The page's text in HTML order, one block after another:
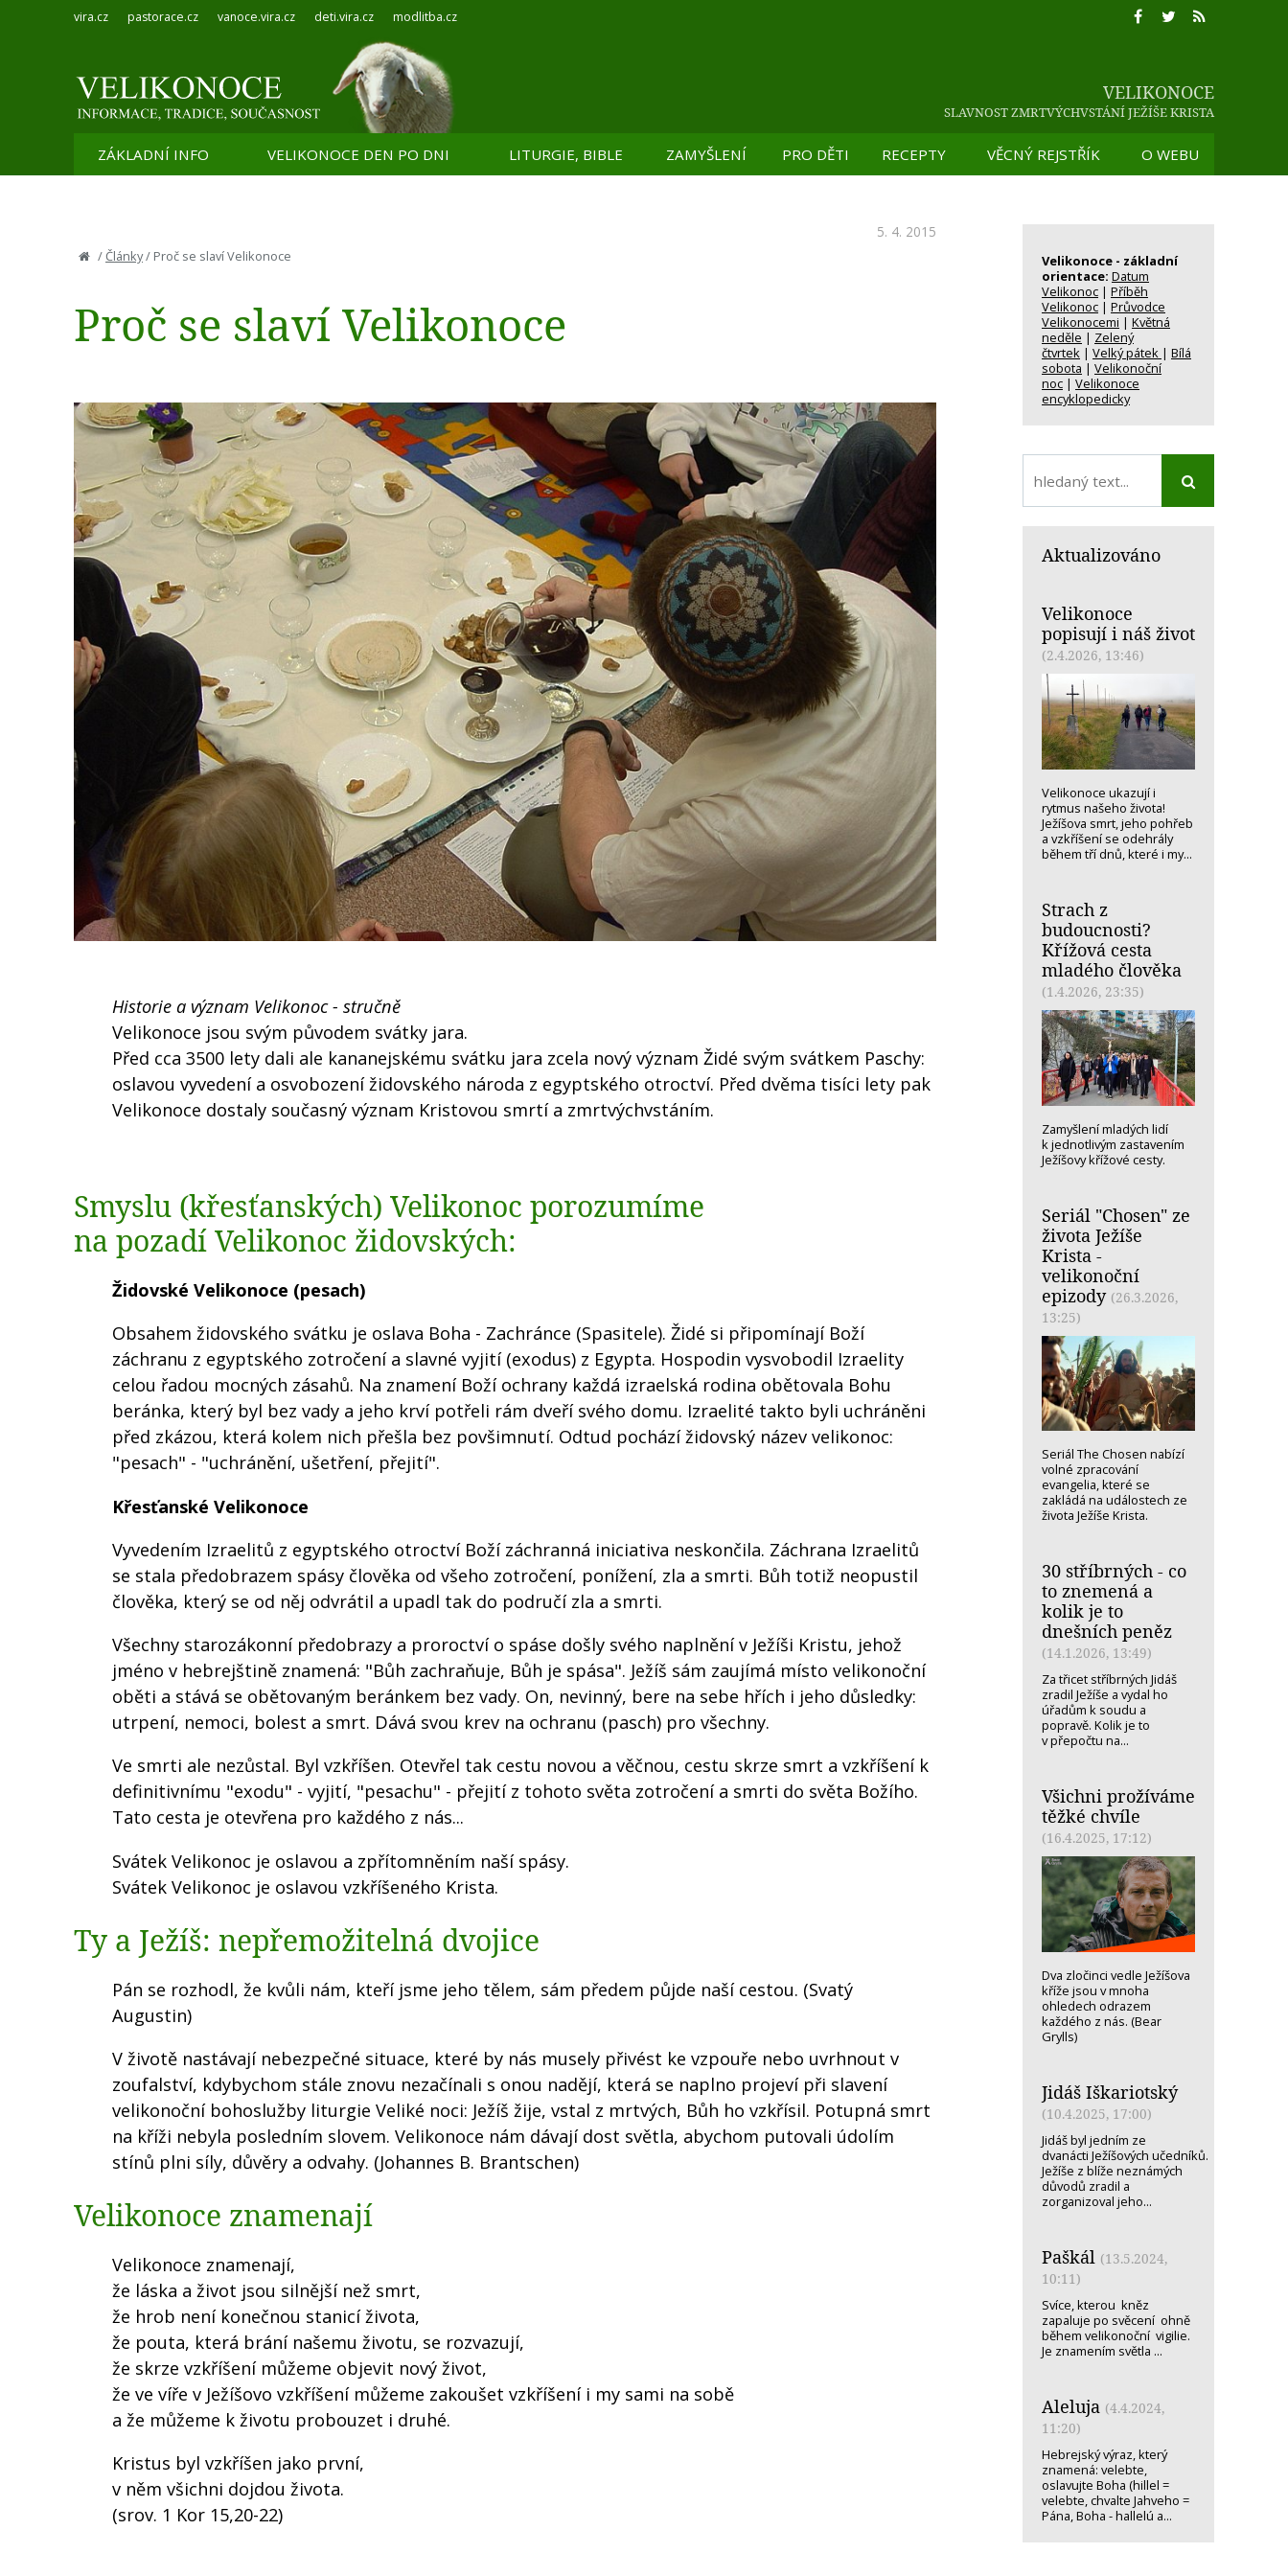
vira.cz pastorace.cz vanoce.vira.cz deti.vira.cz modlitba.cz
VELIKONOCE
SLAVNOST ZMRTVÝCHVSTÁNÍ JEŽÍŠE KRISTA
ZÁKLADNÍ INFO VELIKONOCE DEN PO DNI LITURGIE, BIBLE ZAMYŠLENÍ PRO DĚTI RECEPTY VĚCNÝ REJSTŘÍK O WEBU
5. 4. 2015
/Články/ Proč se slaví Velikonoce
Proč se slaví Velikonoce
Historie a význam Velikonoc - stručně
Velikonoce jsou svým původem svátky jara.
Před cca 3500 lety dali ale kananejskému svátku jara zcela nový význam Židé svým svátkem Paschy:
oslavou vyvedení a osvobození židovského národa z egyptského otroctví. Před dvěma tisíci lety pak
Velikonoce dostaly současný význam Kristovou smrtí a zmrtvýchvstáním.
Smyslu (křesťanských) Velikonoc porozumíme
na pozadí Velikonoc židovských:
Židovské Velikonoce (pesach)
Obsahem židovského svátku je oslava Boha - Zachránce (Spasitele). Židé si připomínají Boží
záchranu z egyptského zotročení a slavné vyjití (exodus) z Egypta. Hospodin vysvobodil Izraelity
celou řadou mocných zásahů. Na znamení Boží ochrany každá izraelská rodina obětovala Bohu
beránka, který byl bez vady a jeho krví potřeli rám dveří svého domu. Izraelité takto byli uchráněni
před zkázou, která kolem nich přešla bez povšimnutí. Odtud pochází židovský název velikonoc:
"pesach" - "uchránění, ušetření, přejití".
Křesťanské Velikonoce
Vyvedením Izraelitů z egyptského otroctví Boží záchranná iniciativa neskončila. Záchrana Izraelitů
se stala předobrazem spásy člověka od všeho zotročení, ponížení, zla a smrti. Bůh totiž neopustil
člověka, který se od něj odvrátil a upadl tak do područí zla a smrti.
Všechny starozákonní předobrazy a proroctví o spáse došly svého naplnění v Ježíši Kristu, jehož
jméno v hebrejštině znamená: "Bůh zachraňuje, Bůh je spása". Ježíš sám zaujímá místo velikonoční
oběti a stává se obětovaným beránkem bez vady. On, nevinný, bere na sebe hřích i jeho důsledky:
utrpení, nemoci, bolest a smrt. Dává svou krev na ochranu (pasch) pro všechny.
Ve smrti ale nezůstal. Byl vzkříšen. Otevřel tak cestu novou a věčnou, cestu skrze smrt a vzkříšení k
definitivnímu "exodu" - vyjití, "pesachu" - přejití z tohoto světa zotročení a smrti do světa Božího.
Tato cesta je otevřena pro každého z nás...
Svátek Velikonoc je oslavou a zpřítomněním naší spásy.
Svátek Velikonoc je oslavou vzkříšeného Krista.
Ty a Ježíš: nepřemožitelná dvojice
Pán se rozhodl, že kvůli nám, kteří jsme jeho tělem, sám předem půjde naší cestou. (Svatý
Augustin)
V životě nastávají nebezpečné situace, které by nás musely přivést ke vzpouře nebo uvrhnout v
zoufalství, kdybychom stále znovu nezačínali s onou nadějí, která se naplno projeví při slavení
velikonoční bohoslužby liturgie Veliké noci: Ježíš žije, vstal z mrtvých, Bůh ho vzkřísil. Potupná smrt
na kříži nebyla posledním slovem. Velikonoce nám dávají dost světla, abychom putovali údolím
stínů plni síly, důvěry a odvahy. (Johannes B. Brantschen)
Velikonoce znamenají
Velikonoce znamenají,
že láska a život jsou silnější než smrt,
že hrob není konečnou stanicí života,
že pouta, která brání našemu životu, se rozvazují,
že skrze vzkříšení můžeme objevit nový život,
že ve víře v Ježíšovo vzkříšení můžeme zakoušet vzkříšení i my sami na sobě
a že můžeme k životu probouzet i druhé.
Kristus byl vzkříšen jako první,
v něm všichni dojdou života.
(srov. 1 Kor 15,20-22)
Velikonoce - základní
orientace: Datum
Velikonoc | Příběh
Velikonoc | Průvodce
Velikonocemi | Květná
neděle | Zelený
čtvrtek | Velký pátek | Bílá
sobota | Velikonoční
noc | Velikonoce
encyklopedicky
Aktualizováno
Velikonoce
popisují i náš život
(2.4.2026, 13:46)
Velikonoce ukazují i
rytmus našeho života!
Ježíšova smrt, jeho pohřeb
a vzkříšení se odehrály
během tří dnů, které i my...
Strach z
budoucnosti?
Křížová cesta
mladého člověka
(1.4.2026, 23:35)
Zamyšlení mladých lidí
k jednotlivým zastavením
Ježíšovy křížové cesty.
Seriál "Chosen" ze
života Ježíše
Krista -
velikonoční
epizody (26.3.2026,
13:25)
Seriál The Chosen nabízí
volné zpracování
evangelia, které se
zakládá na událostech ze
života Ježíše Krista.
30 stříbrných - co
to znemená a
kolik je to
dnešních peněz
(14.1.2026, 13:49)
Za třicet stříbrných Jidáš
zradil Ježíše a vydal ho
úřadům k soudu a
popravě. Kolik je to
v přepočtu na...
Všichni prožíváme
těžké chvíle
(16.4.2025, 17:12)
Dva zločinci vedle Ježíšova
kříže jsou v mnoha
ohledech odrazem
každého z nás. (Bear
Grylls)
Jidáš Iškariotský
(10.4.2025, 17:00)
Jidáš byl jedním ze
dvanácti Ježíšových učedníků.
Ježíše z blíže neznámých
důvodů zradil a
zorganizoval jeho...
Paškál (13.5.2024,
10:11)
Svíce, kterou kněz
zapaluje po svěcení ohně
během velikonoční vigilie.
Je znamením světla ...
Aleluja (4.4.2024,
11:20)
Hebrejský výraz, který
znamená: velebte,
oslavujte Boha (hillel =
velebte, chvalte Jahveho =
Pána, Boha - hallelú a...